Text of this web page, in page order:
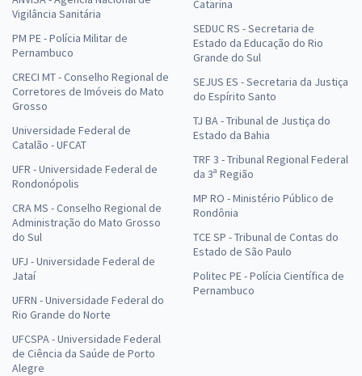
Vigilância Sanitária
PM PE - Polícia Militar de
Pernambuco
CRECI MT - Conselho Regional de
Corretores de Imóveis do Mato
Grosso
Universidade Federal de
Catalão - UFCAT
UFR - Universidade Federal de
Rondonópolis
CRA MS - Conselho Regional de
Administração do Mato Grosso
do Sul
UFJ - Universidade Federal de
Jataí
UFRN - Universidade Federal do
Rio Grande do Norte
UFCSPA - Universidade Federal
de Ciência da Saúde de Porto
Alegre
Catarina
SEDUC RS - Secretaria de
Estado da Educação do Rio
Grande do Sul
SEJUS ES - Secretaria da Justiça
do Espírito Santo
TJ BA - Tribunal de Justiça do
Estado da Bahia
TRF 3 - Tribunal Regional Federal
da 3ª Região
MP RO - Ministério Público de
Rondônia
TCE SP - Tribunal de Contas do
Estado de São Paulo
Politec PE - Polícia Científica de
Pernambuco